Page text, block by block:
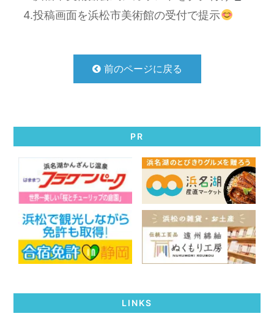
4.投稿画面を浜松市美術館の受付で提示
前のページに戻る
PR
LINKS